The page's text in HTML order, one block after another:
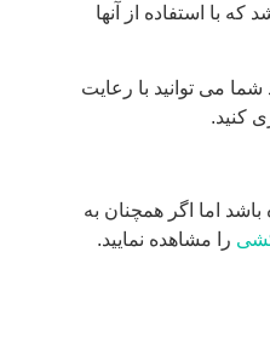
با استفاده از آنها
شما می توانید با رعایت
کنید.
اما اگر همچنان به
را مشاهده نمایید.